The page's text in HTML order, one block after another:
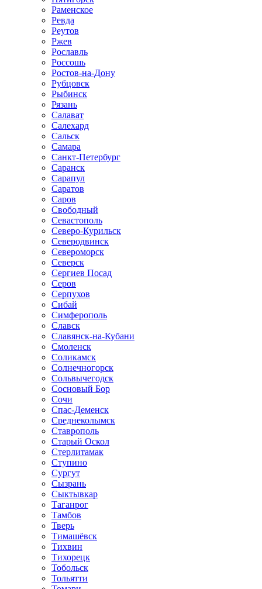
Раменское
Ревда
Реутов
Ржев
Рославль
Россошь
Ростов-на-Дону
Рубцовск
Рыбинск
Рязань
Салават
Салехард
Сальск
Самара
Санкт-Петербург
Саранск
Сарапул
Саратов
Саров
Свободный
Севастополь
Северо-Курильск
Северодвинск
Североморск
Северск
Сергиев Посад
Серов
Серпухов
Сибай
Симферополь
Славск
Славянск-на-Кубани
Смоленск
Соликамск
Солнечногорск
Сольвычегодск
Сосновый Бор
Сочи
Спас-Деменск
Среднеколымск
Ставрополь
Старый Оскол
Стерлитамак
Ступино
Сургут
Сызрань
Сыктывкар
Таганрог
Тамбов
Тверь
Тимашёвск
Тихвин
Тихорецк
Тобольск
Тольятти